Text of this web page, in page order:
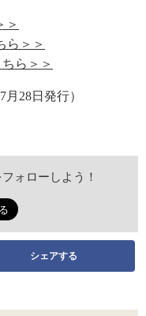
＞
ら＞＞
ら＞＞
28日発行）
フォローしよう！
シェアする